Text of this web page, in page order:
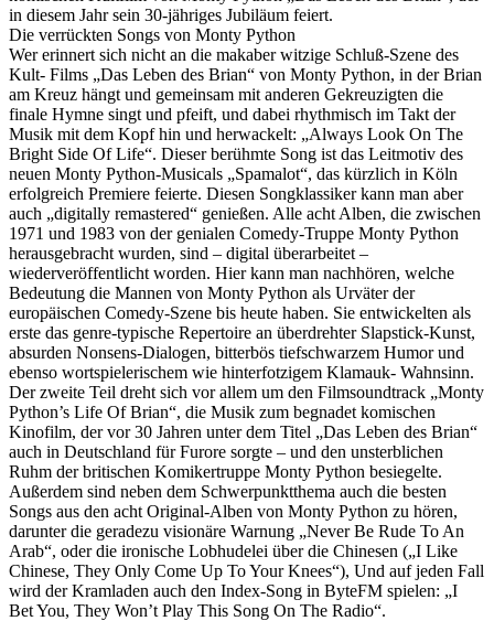
in diesem Jahr sein 30-jähriges Jubiläum feiert.
Die verrückten Songs von Monty Python
Wer erinnert sich nicht an die makaber witzige Schluß-Szene des
Kult- Films „Das Leben des Brian“ von Monty Python, in der Brian
am Kreuz hängt und gemeinsam mit anderen Gekreuzigten die
finale Hymne singt und pfeift, und dabei rhythmisch im Takt der
Musik mit dem Kopf hin und herwackelt: „Always Look On The
Bright Side Of Life“. Dieser berühmte Song ist das Leitmotiv des
neuen Monty Python-Musicals „Spamalot“, das kürzlich in Köln
erfolgreich Premiere feierte. Diesen Songklassiker kann man aber
auch „digitally remastered“ genießen. Alle acht Alben, die zwischen
1971 und 1983 von der genialen Comedy-Truppe Monty Python
herausgebracht wurden, sind – digital überarbeitet –
wiederveröffentlicht worden. Hier kann man nachhören, welche
Bedeutung die Mannen von Monty Python als Urväter der
europäischen Comedy-Szene bis heute haben. Sie entwickelten als
erste das genre-typische Repertoire an überdrehter Slapstick-Kunst,
absurden Nonsens-Dialogen, bitterbös tiefschwarzem Humor und
ebenso wortspielerischem wie hinterfotzigem Klamauk- Wahnsinn.
Der zweite Teil dreht sich vor allem um den Filmsoundtrack „Monty
Python’s Life Of Brian“, die Musik zum begnadet komischen
Kinofilm, der vor 30 Jahren unter dem Titel „Das Leben des Brian“
auch in Deutschland für Furore sorgte – und den unsterblichen
Ruhm der britischen Komikertruppe Monty Python besiegelte.
Außerdem sind neben dem Schwerpunktthema auch die besten
Songs aus den acht Original-Alben von Monty Python zu hören,
darunter die geradezu visionäre Warnung „Never Be Rude To An
Arab“, oder die ironische Lobhudelei über die Chinesen („I Like
Chinese, They Only Come Up To Your Knees“), Und auf jeden Fall
wird der Kramladen auch den Index-Song in ByteFM spielen: „I
Bet You, They Won’t Play This Song On The Radio“.